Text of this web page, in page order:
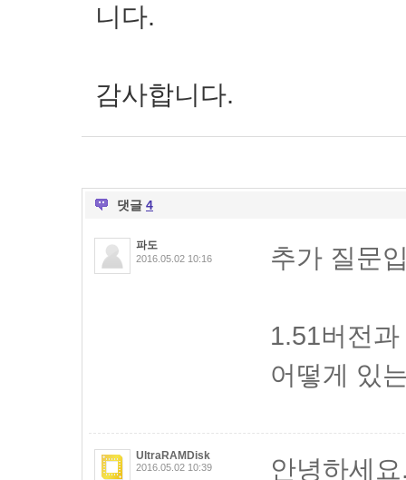
니다.
감사합니다.
댓글 4
파도
2016.05.02 10:16 추가 질문
1.51버전
어떻게 있
UltraRAMDisk
2016.05.02 10:39 안녕하세